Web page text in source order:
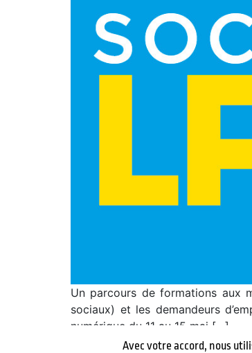
Un parcours de formations aux
sociaux) et les demandeurs
numérique du 11 au 15 mai […]
Avec votre accord, nous